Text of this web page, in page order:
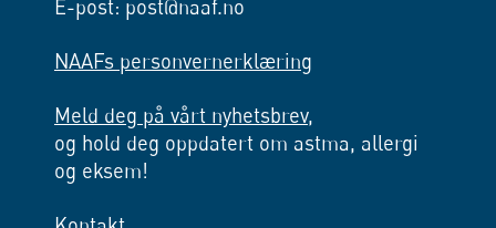
E-post: post@naaf.no
NAAFs personvernerklæring
Meld deg på vårt nyhetsbrev,
og hold deg oppdatert om astma, allergi
og eksem!